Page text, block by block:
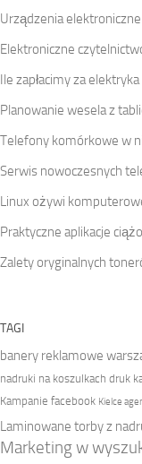
Urządzenia elektroniczne
Elektroniczne
Ile zapłacimy za elektryka
Planowanie wesela z
Telefony komórkowe w
Serwis nowoczesnych
Linux ożywi
Praktyczne aplikacje
Zalety oryginalnych
TAGI
banery reklamowe
nadruki na koszulkach druk
Kampanie facebook Kielce
Laminowane torby z
Marketing w